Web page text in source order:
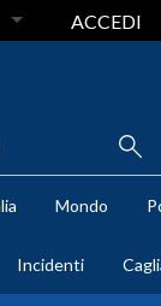
ACCEDI
Mondo
Incidenti